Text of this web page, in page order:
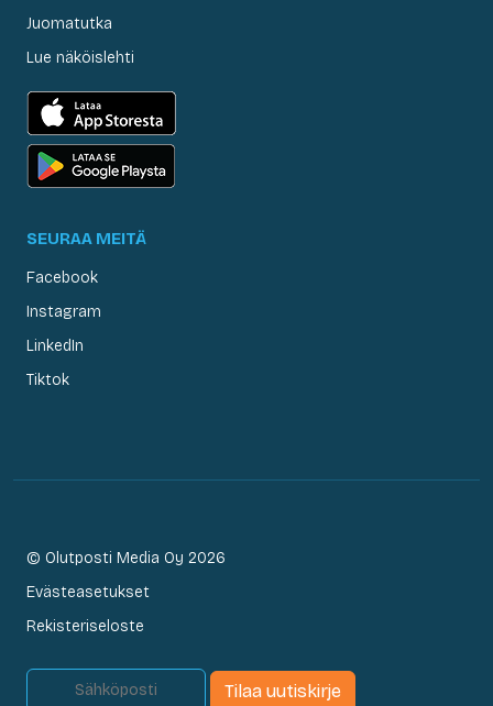
Juomatutka
Lue näköislehti
SEURAA MEITÄ
Facebook
Instagram
LinkedIn
Tiktok
© Olutposti Media Oy 2026
Evästeasetukset
Rekisteriseloste
Tilaa uutiskirje